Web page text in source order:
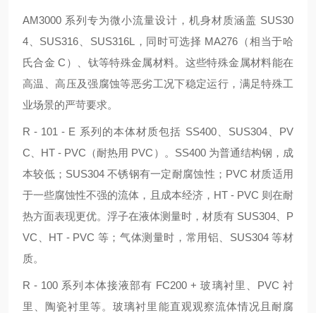
AM3000 系列专为微小流量设计，机身材质涵盖 SUS30
4、SUS316、SUS316L，同时可选择 MA276（相当于哈
氏合金 C）、钛等特殊金属材料。这些特殊金属材料能在
高温、高压及强腐蚀等恶劣工况下稳定运行，满足特殊工
业场景的严苛要求。
R - 101 - E 系列的本体材质包括 SS400、SUS304、PV
C、HT - PVC（耐热用 PVC）。SS400 为普通结构钢，成
本较低；SUS304 不锈钢有一定耐腐蚀性；PVC 材质适用
于一些腐蚀性不强的流体，且成本经济，HT - PVC 则在耐
热方面表现更优。浮子在液体测量时，材质有 SUS304、P
VC、HT - PVC 等；气体测量时，常用铝、SUS304 等材
质。
R - 100 系列本体接液部有 FC200 + 玻璃衬里、PVC 衬
里、陶瓷衬里等。玻璃衬里能直观观察流体情况且耐腐